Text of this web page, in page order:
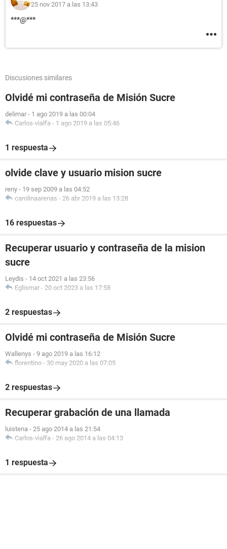
25 nov 2017 a las 13:43
***@***
Discusiones similares
Olvidé mi contraseña de Misión Sucre
delimar - 1 ago 2019 a las 00:04
Carlos-vialfa - 1 ago 2019 a las 05:46
1 respuesta
olvide clave y usuario mision sucre
reny - 19 sep 2009 a las 04:52
carolinaarenas - 26 abr 2019 a las 13:28
16 respuestas
Recuperar usuario y contraseña de la mision
sucre
Leydis - 14 oct 2021 a las 23:56
Eglismar - 20 oct 2023 a las 17:58
2 respuestas
Olvidé mi contraseña de Misión Sucre
Wallenys - 9 ago 2019 a las 16:12
florentino - 30 may 2020 a las 07:05
2 respuestas
Recuperar grabación de una llamada
luistena - 25 ago 2014 a las 21:54
Carlos-vialfa - 26 ago 2014 a las 04:13
1 respuesta